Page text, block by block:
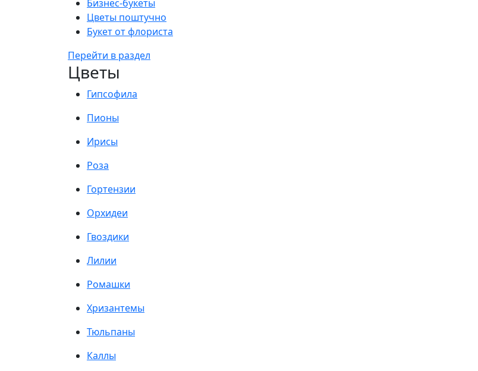
Бизнес-букеты
Цветы поштучно
Букет от флориста
Перейти в раздел
Цветы
Гипсофила
Пионы
Ирисы
Роза
Гортензии
Орхидеи
Гвоздики
Лилии
Ромашки
Хризантемы
Тюльпаны
Каллы